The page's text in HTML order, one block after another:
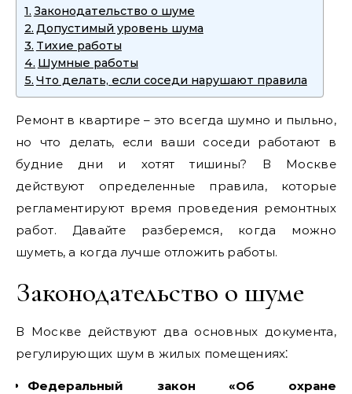
Законодательство о шуме
Допустимый уровень шума
Тихие работы
Шумные работы
Что делать, если соседи нарушают правила
Ремонт в квартире – это всегда шумно и пыльно,
но что делать, если ваши соседи работают в
будние дни и хотят тишины? В Москве
действуют определенные правила, которые
регламентируют время проведения ремонтных
работ. Давайте разберемся, когда можно
шуметь, а когда лучше отложить работы.
Законодательство о шуме
В Москве действуют два основных документа,
регулирующих шум в жилых помещениях⁚
Федеральный закон «Об охране